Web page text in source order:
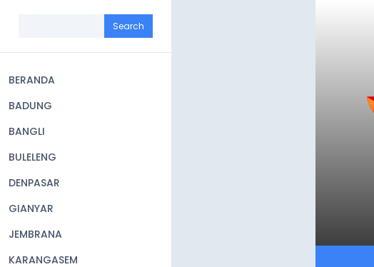
navigation
BERANDA
BADUNG
BANGLI
BULELENG
DENPASAR
GIANYAR
JEMBRANA
KARANGASEM